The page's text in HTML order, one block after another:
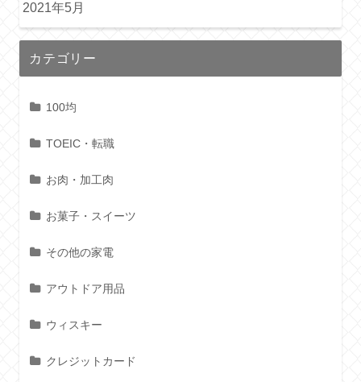
2021年5月
カテゴリー
100均
TOEIC・転職
お肉・加工肉
お菓子・スイーツ
その他の家電
アウトドア用品
ウィスキー
クレジットカード